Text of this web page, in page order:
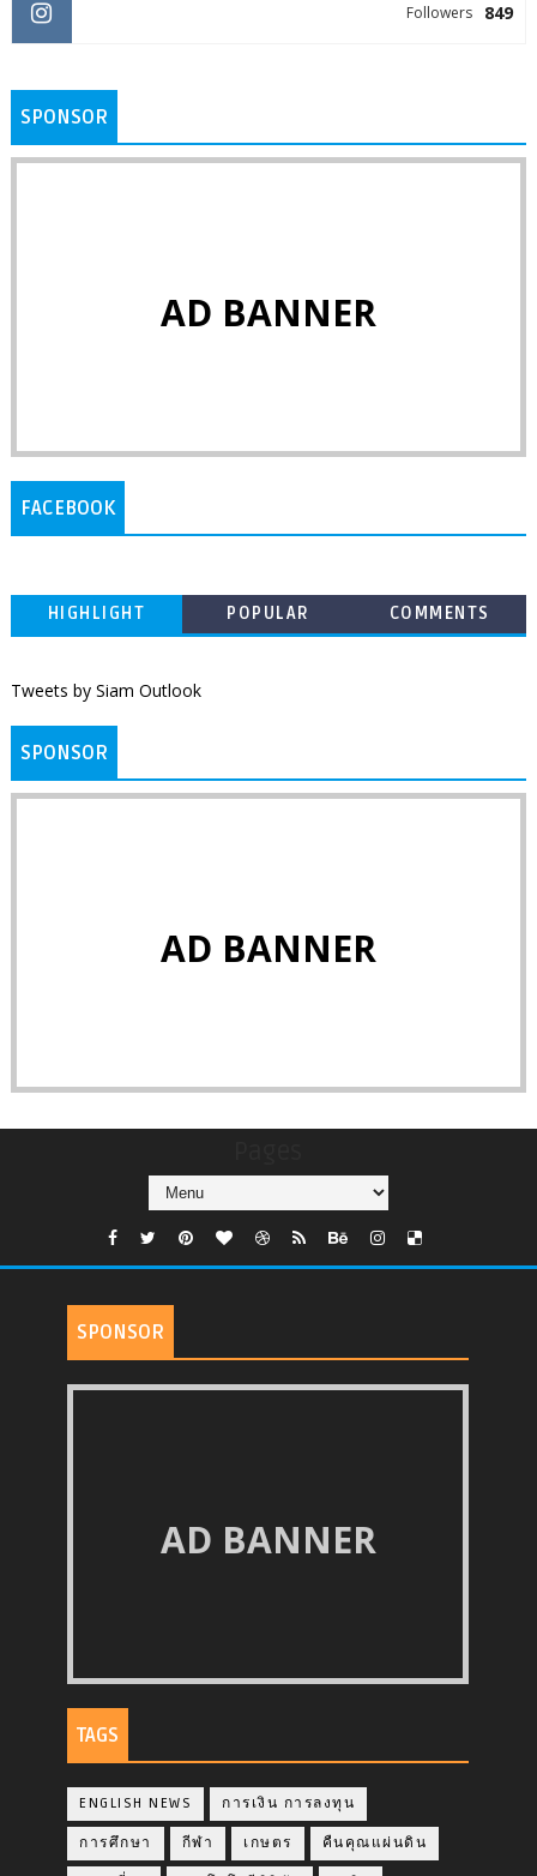
849
Followers
SPONSOR
AD BANNER
FACEBOOK
HIGHLIGHT POPULAR COMMENTS
Tweets by Siam Outlook
SPONSOR
AD BANNER
SPONSOR
AD BANNER
TAGS
ENGLISH NEWS การเงิน การลงทุน
การศึกษา กีฬา เกษตร คืนคุณแผ่นดิน